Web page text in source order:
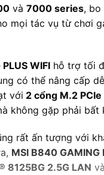
và 7000 series, bo
mọi tác vụ từ chơi
WIFI hỗ trợ tối
có thể nâng cấp
với 2 cổng M.2
không gặp phải bất
rất ấn tượng với
MSI B840 GAMING
8125BG 2.5G LAN và